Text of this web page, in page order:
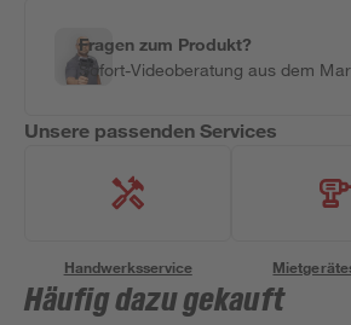
Fragen zum Produkt?
Sofort-Videoberatung aus dem
Unsere passenden Services
Handwerksservice
Häufig dazu gekauft